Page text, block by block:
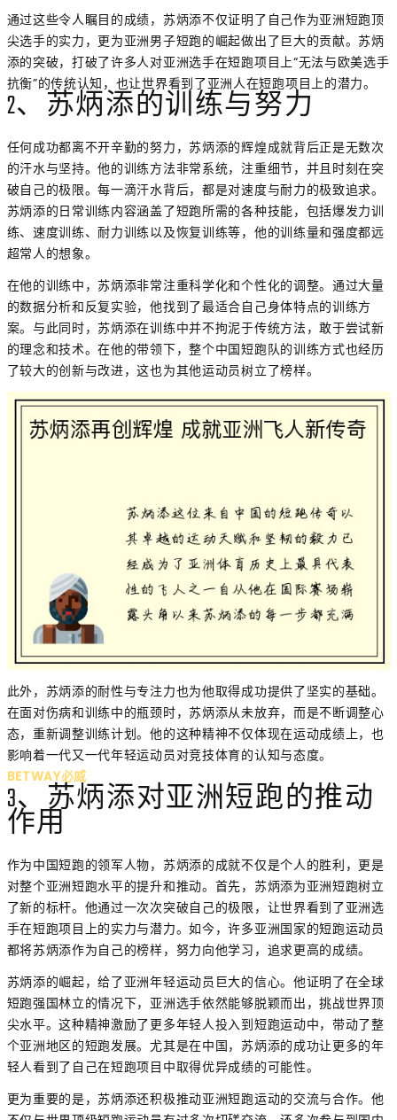
通过这些令人瞩目的成绩，苏炳添不仅证明了自己作为亚洲短跑顶
尖选手的实力，更为亚洲男子短跑的崛起做出了巨大的贡献。苏炳
添的突破，打破了许多人对亚洲选手在短跑项目上“无法与欧美选手
抗衡”的传统认知，也让世界看到了亚洲人在短跑项目上的潜力。
2、苏炳添的训练与努力
任何成功都离不开辛勤的努力，苏炳添的辉煌成就背后正是无数次
的汗水与坚持。他的训练方法非常系统，注重细节，并且时刻在突
破自己的极限。每一滴汗水背后，都是对速度与耐力的极致追求。
苏炳添的日常训练内容涵盖了短跑所需的各种技能，包括爆发力训
练、速度训练、耐力训练以及恢复训练等，他的训练量和强度都远
超常人的想象。
在他的训练中，苏炳添非常注重科学化和个性化的调整。通过大量
的数据分析和反复实验，他找到了最适合自己身体特点的训练方
案。与此同时，苏炳添在训练中并不拘泥于传统方法，敢于尝试新
的理念和技术。在他的带领下，整个中国短跑队的训练方式也经历
了较大的创新与改进，这也为其他运动员树立了榜样。
此外，苏炳添的耐性与专注力也为他取得成功提供了坚实的基础。
在面对伤病和训练中的瓶颈时，苏炳添从未放弃，而是不断调整心
态，重新调整训练计划。他的这种精神不仅体现在运动成绩上，也
影响着一代又一代年轻运动员对竞技体育的认知与态度。
BETWAY必威
3、苏炳添对亚洲短跑的推动
作用
作为中国短跑的领军人物，苏炳添的成就不仅是个人的胜利，更是
对整个亚洲短跑水平的提升和推动。首先，苏炳添为亚洲短跑树立
了新的标杆。他通过一次次突破自己的极限，让世界看到了亚洲选
手在短跑项目上的实力与潜力。如今，许多亚洲国家的短跑运动员
都将苏炳添作为自己的榜样，努力向他学习，追求更高的成绩。
苏炳添的崛起，给了亚洲年轻运动员巨大的信心。他证明了在全球
短跑强国林立的情况下，亚洲选手依然能够脱颖而出，挑战世界顶
尖水平。这种精神激励了更多年轻人投入到短跑运动中，带动了整
个亚洲地区的短跑发展。尤其是在中国，苏炳添的成功让更多的年
轻人看到了自己在短跑项目中取得优异成绩的可能性。
更为重要的是，苏炳添还积极推动亚洲短跑运动的交流与合作。他